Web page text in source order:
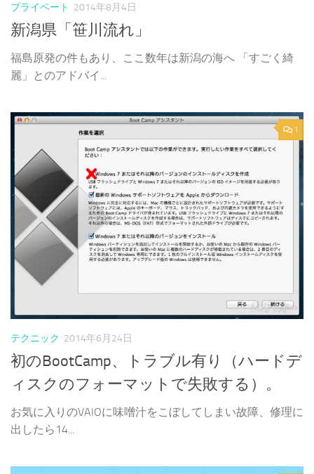
プライベート 2014年8月4日
新潟県「笹川流れ」
福島原発の件もあり、ここ数年は新潟の海へ 「すごく綺
麗」とのアドバイ...
1
テクニック 2014年6月24日
初のBootCamp、トラブル有り（ハードデ
ィスクのフォーマットで失敗する）。
お気に入りのVAIOに味噌汁をこぼしてしまい故障、修理に
出したら14...